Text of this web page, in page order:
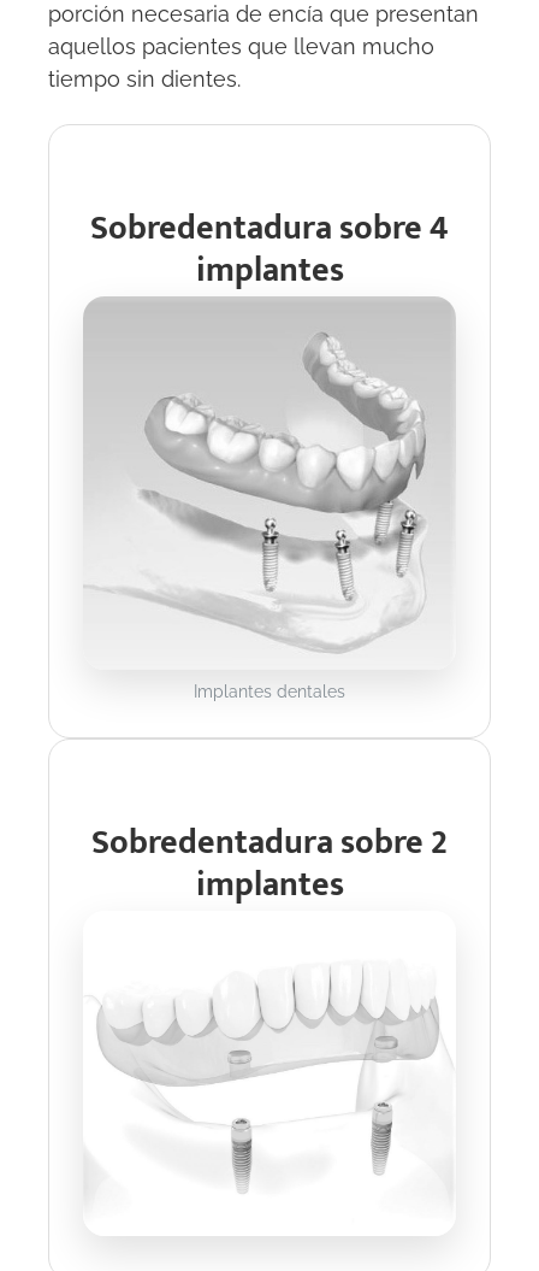
porción necesaria de encía que presentan
aquellos pacientes que llevan mucho
tiempo sin dientes.
Sobredentadura sobre 4
implantes
Implantes dentales
Sobredentadura sobre 2
implantes